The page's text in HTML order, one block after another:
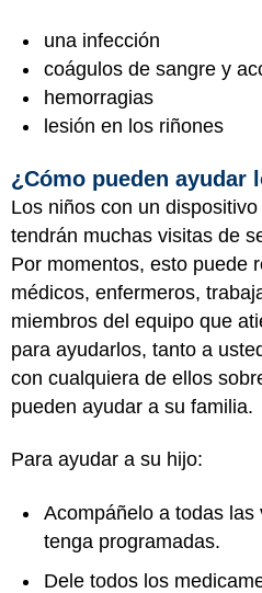
una infección
coágulos de sangre y
hemorragias
lesión en los riñones
¿Cómo pueden ayudar
Los niños con un
tendrán muchas visitas de
Por momentos, esto puede
médicos, enfermeros,
miembros del equipo que
para ayudarlos, tanto a
con cualquiera de ellos
pueden ayudar a su familia.
Para ayudar a su hijo:
Acompáñelo a todas
tenga programadas.
Dele todos los